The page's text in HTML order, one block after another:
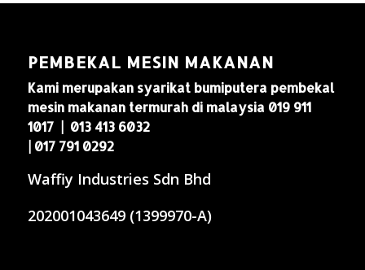
PEMBEKAL MESIN MAKANAN
Kami merupakan syarikat bumiputera pembekal
mesin makanan termurah di malaysia 019 911
1017 | 013 413 6032
| 017 791 0292
Waffiy Industries Sdn Bhd
202001043649 (1399970-A)